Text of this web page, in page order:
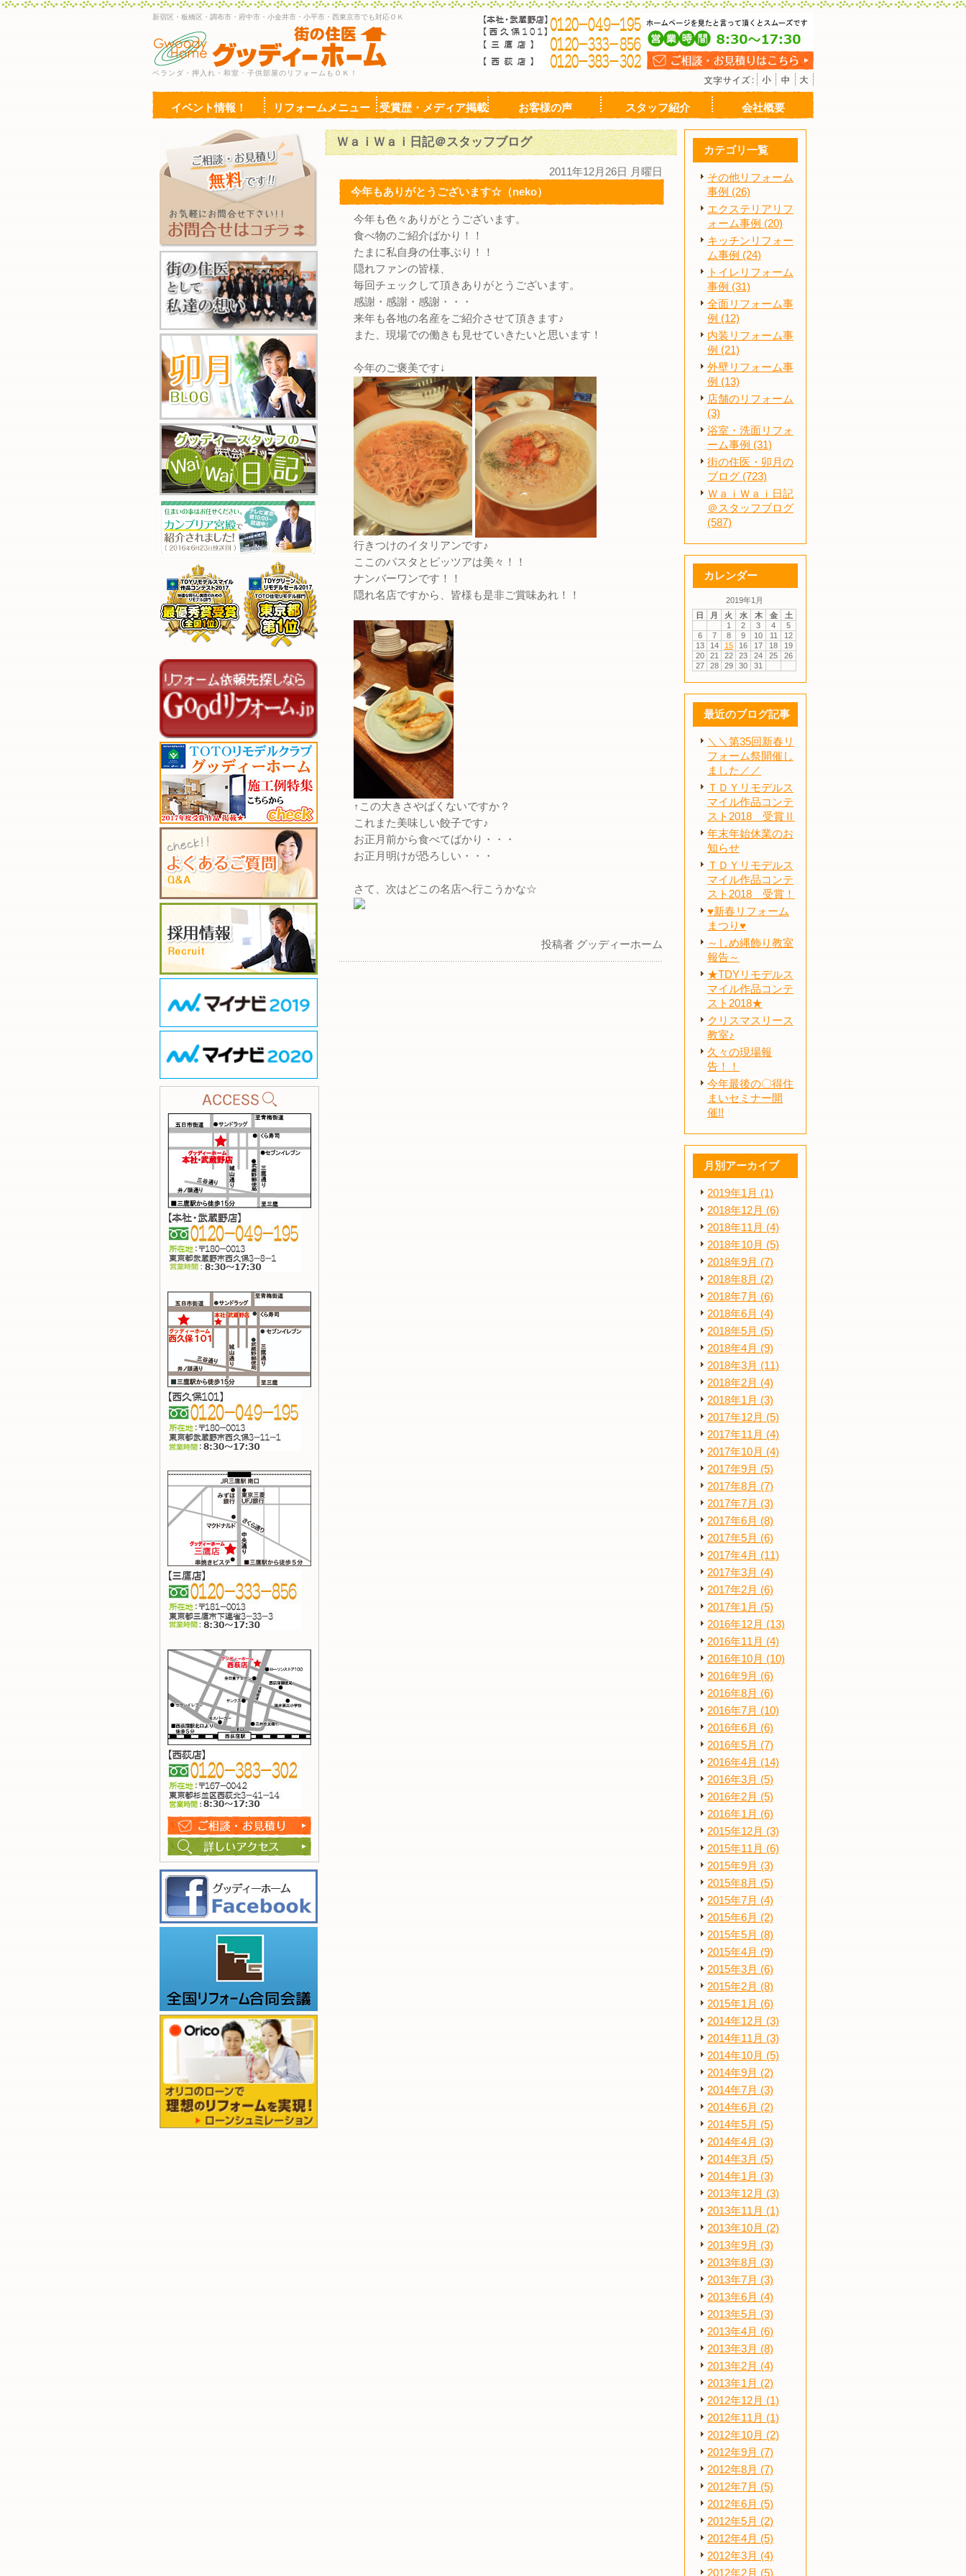
新宿区・板橋区・調布市・府中市・小金井市・小平市・西東京市でも対応ＯＫ
ベランダ・押入れ・和室・子供部屋のリフォームもＯＫ！
イベント情報！ リフォームメニュー 受賞歴・メディア掲載 お客様の声 スタッフ紹介 会社概要
ＷａｉＷａｉ日記＠スタッフブログ
2011年12月26日 月曜日
今年もありがとうございます☆（neko）
今年も色々ありがとうございます。
食べ物のご紹介ばかり！！
たまに私自身の仕事ぶり！！
隠れファンの皆様、
毎回チェックして頂きありがとうございます。
感謝・感謝・感謝・・・
来年も各地の名産をご紹介させて頂きます♪
また、現場での働きも見せていきたいと思います！
今年のご褒美です↓
行きつけのイタリアンです♪
ここのパスタとピッツアは美々！！
ナンバーワンです！！
隠れ名店ですから、皆様も是非ご賞味あれ！！
↑この大きさやばくないですか？
これまた美味しい餃子です♪
お正月前から食べてばかり・・・
お正月明けが恐ろしい・・・
さて、次はどこの名店へ行こうかな☆
投稿者 グッディーホーム
カテゴリ一覧
その他リフォーム
事例 (26)
エクステリアリフ
ォーム事例 (20)
キッチンリフォー
ム事例 (24)
トイレリフォーム
事例 (31)
全面リフォーム事
例 (12)
内装リフォーム事
例 (21)
外壁リフォーム事
例 (13)
店舗のリフォーム
(3)
浴室・洗面リフォ
ーム事例 (31)
街の住医・卯月の
ブログ (723)
ＷａｉＷａｉ日記
＠スタッフブログ
(587)
カレンダー
2019年1月
日
月 火 水 木 金
土
1
2 3 4
5
6
7 8 9 10 11
12
13
14 15 16 17 18
19
20
21 22 23 24 25
26
27
28 29 30 31
最近のブログ記事
＼＼第35回新春リ
フォーム祭開催し
ました／／
ＴＤＹリモデルス
マイル作品コンテ
スト2018 受賞Ⅱ
年末年始休業のお
知らせ
ＴＤＹリモデルス
マイル作品コンテ
スト2018 受賞！
♥新春リフォーム
まつり♥
～しめ縄飾り教室
報告～
★TDYリモデルス
マイル作品コンテ
スト2018★
クリスマスリース
教室♪
久々の現場報
告！！
今年最後の〇得住
まいセミナー開
催!!
月別アーカイブ
2019年1月 (1)
2018年12月 (6)
2018年11月 (4)
2018年10月 (5)
2018年9月 (7)
2018年8月 (2)
2018年7月 (6)
2018年6月 (4)
2018年5月 (5)
2018年4月 (9)
2018年3月 (11)
2018年2月 (4)
2018年1月 (3)
2017年12月 (5)
2017年11月 (4)
2017年10月 (4)
2017年9月 (5)
2017年8月 (7)
2017年7月 (3)
2017年6月 (8)
2017年5月 (6)
2017年4月 (11)
2017年3月 (4)
2017年2月 (6)
2017年1月 (5)
2016年12月 (13)
2016年11月 (4)
2016年10月 (10)
2016年9月 (6)
2016年8月 (6)
2016年7月 (10)
2016年6月 (6)
2016年5月 (7)
2016年4月 (14)
2016年3月 (5)
2016年2月 (5)
2016年1月 (6)
2015年12月 (3)
2015年11月 (6)
2015年9月 (3)
2015年8月 (5)
2015年7月 (4)
2015年6月 (2)
2015年5月 (8)
2015年4月 (9)
2015年3月 (6)
2015年2月 (8)
2015年1月 (6)
2014年12月 (3)
2014年11月 (3)
2014年10月 (5)
2014年9月 (2)
2014年7月 (3)
2014年6月 (2)
2014年5月 (5)
2014年4月 (3)
2014年3月 (5)
2014年1月 (3)
2013年12月 (3)
2013年11月 (1)
2013年10月 (2)
2013年9月 (3)
2013年8月 (3)
2013年7月 (3)
2013年6月 (4)
2013年5月 (3)
2013年4月 (6)
2013年3月 (8)
2013年2月 (4)
2013年1月 (2)
2012年12月 (1)
2012年11月 (1)
2012年10月 (2)
2012年9月 (7)
2012年8月 (7)
2012年7月 (5)
2012年6月 (5)
2012年5月 (2)
2012年4月 (5)
2012年3月 (4)
2012年2月 (5)